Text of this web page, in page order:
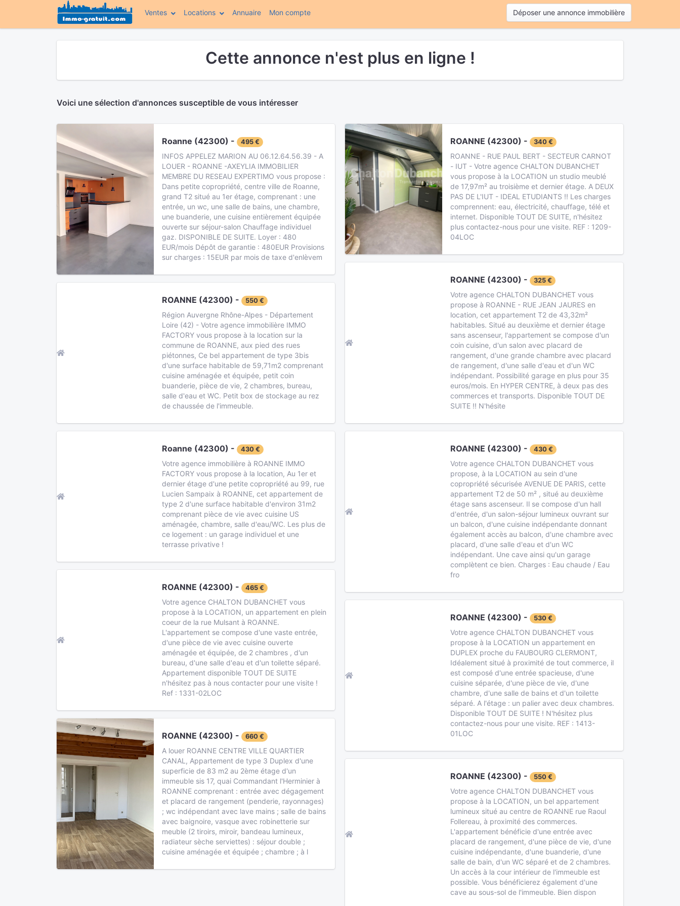
Ventes Locations Annuaire Mon compte(current) Déposer une annonce immobilière
Cette annonce n'est plus en ligne !
Voici une sélection d'annonces susceptible de vous intéresser
Roanne (42300) - 495 €
INFOS APPELEZ MARION AU 06.12.64.56.39 - A
LOUER - ROANNE -AXEYLIA IMMOBILIER
MEMBRE DU RESEAU EXPERTIMO vous propose :
Dans petite copropriété, centre ville de Roanne,
grand T2 situé au 1er étage, comprenant : une
entrée, un wc, une salle de bains, une chambre,
une buanderie, une cuisine entièrement équipée
ouverte sur séjour-salon Chauffage individuel
gaz. DISPONIBLE DE SUITE. Loyer : 480
EUR/mois Dépôt de garantie : 480EUR Provisions
sur charges : 15EUR par mois de taxe d'enlèvem
ROANNE (42300) - 550 €
Région Auvergne Rhône-Alpes - Département
Loire (42) - Votre agence immobilière IMMO
FACTORY vous propose à la location sur la
commune de ROANNE, aux pied des rues
piétonnes, Ce bel appartement de type 3bis
d'une surface habitable de 59,71m2 comprenant
cuisine aménagée et équipée, petit coin
buanderie, pièce de vie, 2 chambres, bureau,
salle d'eau et WC. Petit box de stockage au rez
de chaussée de l'immeuble.
Roanne (42300) - 430 €
Votre agence immobilière à ROANNE IMMO
FACTORY vous propose à la location, Au 1er et
dernier étage d'une petite copropriété au 99, rue
Lucien Sampaix à ROANNE, cet appartement de
type 2 d'une surface habitable d'environ 31m2
comprenant pièce de vie avec cuisine US
aménagée, chambre, salle d'eau/WC. Les plus de
ce logement : un garage individuel et une
terrasse privative !
ROANNE (42300) - 465 €
Votre agence CHALTON DUBANCHET vous
propose à la LOCATION, un appartement en plein
coeur de la rue Mulsant à ROANNE.
L'appartement se compose d'une vaste entrée,
d'une pièce de vie avec cuisine ouverte
aménagée et équipée, de 2 chambres , d'un
bureau, d'une salle d'eau et d'un toilette séparé.
Appartement disponible TOUT DE SUITE
n'hésitez pas à nous contacter pour une visite !
Ref : 1331-02LOC
ROANNE (42300) - 660 €
A louer ROANNE CENTRE VILLE QUARTIER
CANAL, Appartement de type 3 Duplex d'une
superficie de 83 m2 au 2ème étage d'un
immeuble sis 17, quai Commandant l'Herminier à
ROANNE comprenant : entrée avec dégagement
et placard de rangement (penderie, rayonnages)
; wc indépendant avec lave mains ; salle de bains
avec baignoire, vasque avec robinetterie sur
meuble (2 tiroirs, miroir, bandeau lumineux,
radiateur sèche serviettes) : séjour double ;
cuisine aménagée et équipée ; chambre ; à l
ROANNE (42300) - 340 €
ROANNE - RUE PAUL BERT - SECTEUR CARNOT
- IUT - Votre agence CHALTON DUBANCHET
vous propose à la LOCATION un studio meublé
de 17,97m² au troisième et dernier étage. A DEUX
PAS DE L'IUT - IDEAL ETUDIANTS !! Les charges
comprennent: eau, électricité, chauffage, télé et
internet. Disponible TOUT DE SUITE, n'hésitez
plus contactez-nous pour une visite. REF : 1209-
04LOC
ROANNE (42300) - 325 €
Votre agence CHALTON DUBANCHET vous
propose à ROANNE - RUE JEAN JAURES en
location, cet appartement T2 de 43,32m²
habitables. Situé au deuxième et dernier étage
sans ascenseur, l'appartement se compose d'un
coin cuisine, d'un salon avec placard de
rangement, d'une grande chambre avec placard
de rangement, d'une salle d'eau et d'un WC
indépendant. Possibilité garage en plus pour 35
euros/mois. En HYPER CENTRE, à deux pas des
commerces et transports. Disponible TOUT DE
SUITE !! N'hésite
ROANNE (42300) - 430 €
Votre agence CHALTON DUBANCHET vous
propose, à la LOCATION au sein d'une
copropriété sécurisée AVENUE DE PARIS, cette
appartement T2 de 50 m² , situé au deuxième
étage sans ascenseur. Il se compose d'un hall
d'entrée, d'un salon-séjour lumineux ouvrant sur
un balcon, d'une cuisine indépendante donnant
également accès au balcon, d'une chambre avec
placard, d'une salle d'eau et d'un WC
indépendant. Une cave ainsi qu'un garage
complètent ce bien. Charges : Eau chaude / Eau
fro
ROANNE (42300) - 530 €
Votre agence CHALTON DUBANCHET vous
propose à la LOCATION un appartement en
DUPLEX proche du FAUBOURG CLERMONT,
Idéalement situé à proximité de tout commerce, il
est composé d'une entrée spacieuse, d'une
cuisine séparée, d'une pièce de vie, d'une
chambre, d'une salle de bains et d'un toilette
séparé. A l'étage : un palier avec deux chambres.
Disponible TOUT DE SUITE ! N'hésitez plus
contactez-nous pour une visite. REF : 1413-
01LOC
ROANNE (42300) - 550 €
Votre agence CHALTON DUBANCHET vous
propose à la LOCATION, un bel appartement
lumineux situé au centre de ROANNE rue Raoul
Follereau, à proximité des commerces.
L'appartement bénéficie d'une entrée avec
placard de rangement, d'une pièce de vie, d'une
cuisine indépendante, d'une buanderie, d'une
salle de bain, d'un WC séparé et de 2 chambres.
Un accès à la cour intérieur de l'immeuble est
possible. Vous bénéficierez également d'une
cave au sous-sol de l'immeuble. Bien dispon